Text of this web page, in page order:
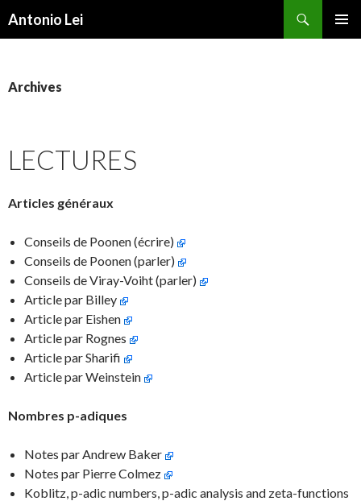
Antonio Lei
Archives
LECTURES
Articles généraux
Conseils de Poonen (écrire)
Conseils de Poonen (parler)
Conseils de Viray-Voiht (parler)
Article par Billey
Article par Eishen
Article par Rognes
Article par Sharifi
Article par Weinstein
Nombres p-adiques
Notes par Andrew Baker
Notes par Pierre Colmez
Koblitz, p-adic numbers, p-adic analysis and zeta-functions